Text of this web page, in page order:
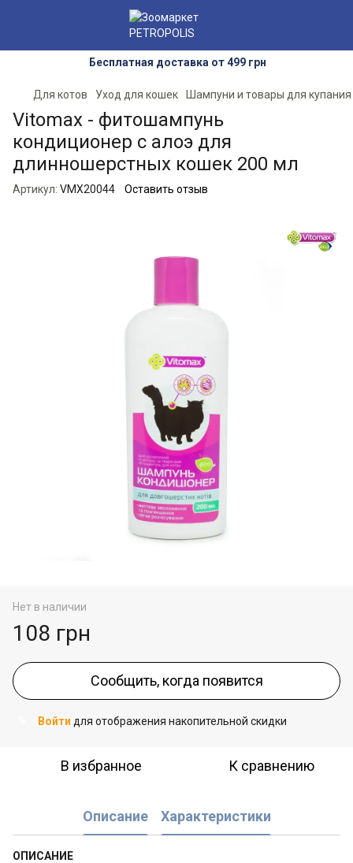
Бесплатная доставка от 499 грн
Для котов Уход для кошек Шампуни и товары для
Vitomax - фитошампунь
кондиционер с алоэ для
длинношерстных кошек 200 мл
Артикул: VMX20044 Оставить отзыв
Нет в наличии
108 грн
Сообщить, когда появится
Войти для отображения накопительной скидки
В избранное К сравнению
Описание Характеристики
ОПИСАНИЕ